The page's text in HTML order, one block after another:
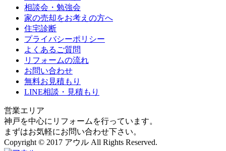
相談会・勉強会
家の売却をお考えの方へ
住宅診断
プライバシーポリシー
よくあるご質問
リフォームの流れ
お問い合わせ
無料お見積もり
LINE相談・見積もり
営業エリア
神戸を中心にリフォームを行っています。
まずはお気軽にお問い合わせ下さい。
Copyright © 2017 アウル All Rights Reserved.